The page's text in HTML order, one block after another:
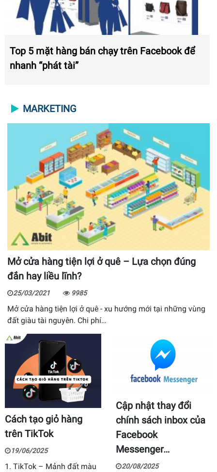
mặt hàng bán chạy trên Facebook để
“phát tài”
Bóp
MARKETING
Mở cửa hàng tiện lợi ở quê – Lựa chọn đúng
đắn hay liều lĩnh?
25/03/2021 9985
Mở cửa hàng tiện lợi ở quê - xu hướng mới tại những vùng
đất giàu tài nguyên. Chi phí…
Cách tạo giỏ hàng
trên TikTok
19/06/2025
1. TikTok – Mảnh đất màu
Cập nhật thay đổi
chính sách inbox của
Facebook
Messenger…
20/08/2025